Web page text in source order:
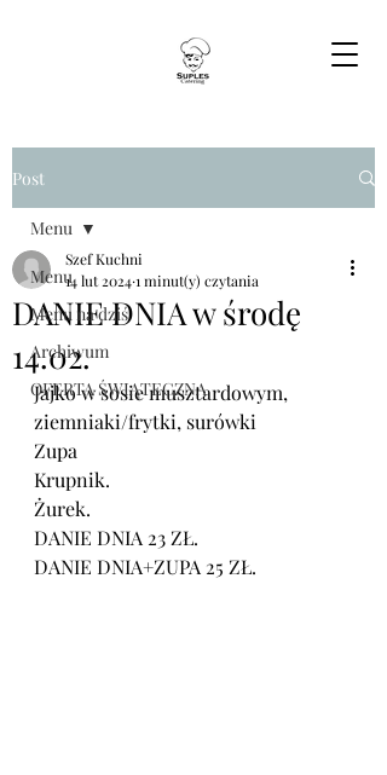
Post
Menu
Menu na dziś
Archiwum
OFERTA ŚWIĄTECZNA
Menu
DANIE DNIA w środę
14.02.
Szef Kuchni
14 lut 20241 minut(y) czytania
Jajko w sosie musztardowym,
ziemniaki/frytki, surówki
Zupa
Krupnik.
Żurek.
DANIE DNIA 23 ZŁ.
DANIE DNIA+ZUPA 25 ZŁ.